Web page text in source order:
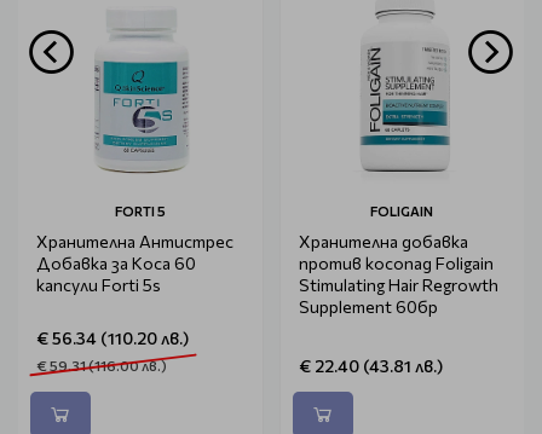
FORTI 5
Хранителна Антистрес
Добавка за Коса 60
капсули Forti 5s
€ 56.34 (110.20 лв.)
€ 59.31 (116.00 лв.)
FOLIGAIN
Хранителна добавка
против косопад Foligain
Stimulating Hair Regrowth
Supplement 60бр
€ 22.40 (43.81 лв.)